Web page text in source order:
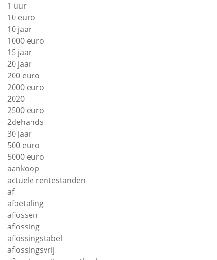
1 uur
10 euro
10 jaar
1000 euro
15 jaar
20 jaar
200 euro
2000 euro
2020
2500 euro
2dehands
30 jaar
500 euro
5000 euro
aankoop
actuele rentestanden
af
afbetaling
aflossen
aflossing
aflossingstabel
aflossingsvrij